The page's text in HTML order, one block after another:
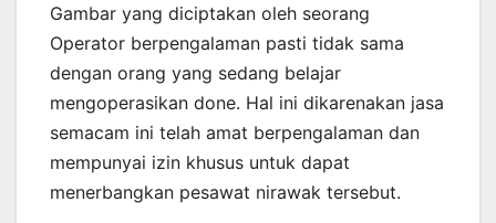
Gambar yang diciptakan oleh seorang
Operator berpengalaman pasti tidak sama
dengan orang yang sedang belajar
mengoperasikan done. Hal ini dikarenakan jasa
semacam ini telah amat berpengalaman dan
mempunyai izin khusus untuk dapat
menerbangkan pesawat nirawak tersebut.